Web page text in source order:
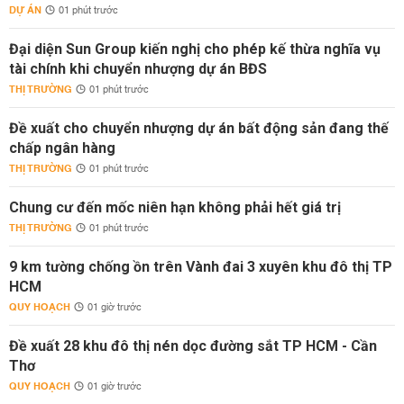
DỰ ÁN 01 phút trước
Đại diện Sun Group kiến nghị cho phép kế thừa nghĩa vụ
tài chính khi chuyển nhượng dự án BĐS
THỊ TRƯỜNG 01 phút trước
Đề xuất cho chuyển nhượng dự án bất động sản đang thế
chấp ngân hàng
THỊ TRƯỜNG 01 phút trước
Chung cư đến mốc niên hạn không phải hết giá trị
THỊ TRƯỜNG 01 phút trước
9 km tường chống ồn trên Vành đai 3 xuyên khu đô thị TP
HCM
QUY HOẠCH 01 giờ trước
Đề xuất 28 khu đô thị nén dọc đường sắt TP HCM - Cần
Thơ
QUY HOẠCH 01 giờ trước